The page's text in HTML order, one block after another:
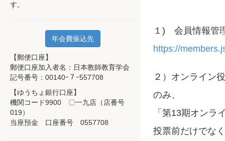
１) 会員情報管
https://
２）オンライン
のみ、
「第13期オンラ
投票前だけでな
す。
年会費振込先
【郵便口座】
郵便口座加入者名：日本教師教育学会
記号番号：00140ｰ７ｰ557708
【ゆうちょ銀行口座】
機関コード9900 〇一九店（店番号
019）
当座預金 口座番号 0557708